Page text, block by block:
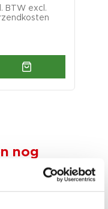
BTW excl.
nog